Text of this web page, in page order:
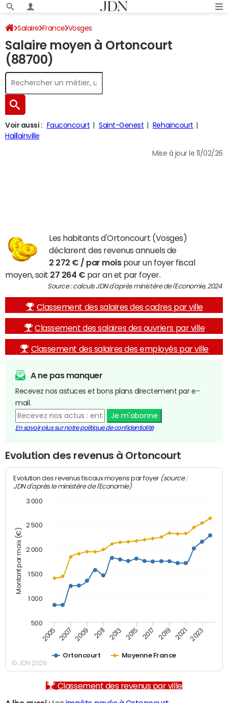
Salaire France Vosges
Salaire moyen à Ortoncourt
(88700)
Voir aussi : Fauconcourt Saint-Genest
Rehaincourt
Haillainville
Mise à jour le 11/02/26
Les habitants d'Ortoncourt (Vosges)
déclarent des revenus annuels de
2 272 € / par moispour un foyer fiscal
moyen, soit 27 264 € par an et par foyer.
Source : calculs JDN d'après ministère de l'Economie, 2024
Classement des salaires des cadres par ville
Classement des salaires des ouvriers par ville
Classement des salaires des employés par ville
A ne pas manquer
Recevez nos astuces et bons plans directement par e-
mail.
Je m'abonne
En savoir plus sur notre politique de confidentialité
Evolution des revenus à Ortoncourt
Montant par mois (€)
Evolution des revenus fiscaux moyens par foyer (source :
JDN d'après le ministère de l'Economie)
Ortoncourt Moyenne France
2005 2007 2009 2011 2013 2015 2017 2019 2021 2023
500
1 000
1 500
2 000
2 500
3 000
© JDN 2026
Classement des revenus par ville